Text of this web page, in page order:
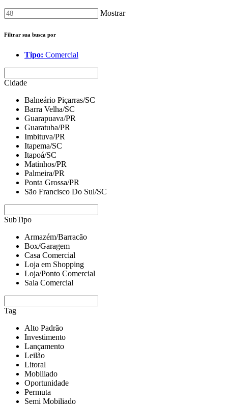
Mostrar
Filtrar sua busca por
Tipo: Comercial
Cidade
Balneário Piçarras/SC
Barra Velha/SC
Guarapuava/PR
Guaratuba/PR
Imbituva/PR
Itapema/SC
Itapoá/SC
Matinhos/PR
Palmeira/PR
Ponta Grossa/PR
São Francisco Do Sul/SC
SubTipo
Armazém/Barracão
Box/Garagem
Casa Comercial
Loja em Shopping
Loja/Ponto Comercial
Sala Comercial
Tag
Alto Padrão
Investimento
Lançamento
Leilão
Litoral
Mobiliado
Oportunidade
Permuta
Semi Mobiliado